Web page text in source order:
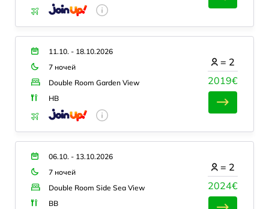
11.10. - 18.10.2026
7 ночей
Double Room Garden View
HB
2019€
= 2
06.10. - 13.10.2026
7 ночей
Double Room Side Sea View
BB
2024€
= 2